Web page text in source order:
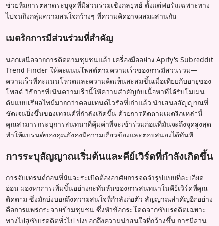
ช่วยทีมการตลาดระบุจุดที่มีส่วนร่วมเชิงกลยุทธ์ ตั้งแต่ฟอรัมเฉพาะทาง
ไปจนถึงกลุ่มความสนใจกว้างๆ ที่ความคิดอาจผสมผสานกัน
เมตริกการมีส่วนร่วมที่สำคัญ
นอกเหนือจากการติดตามชุมชนแล้ว เครื่องมืออย่าง Apify's Subreddit
Trend Finder ให้คะแนนโพสต์ตามความเร็วของการมีส่วนร่วม—
ความเร็วที่คะแนนโหวตและความคิดเห็นสะสมขึ้นเมื่อเทียบกับอายุของ
โพสต์ วิธีการที่เน้นความเร็วนี้ให้ความสำคัญกับเนื้อหาที่ได้รับโมเมน
ตัมแบบเรียลไทม์มากกว่าคอนเทนต์ไวรัลที่เก่าแล้ว นำเสนอสัญญาณที่
ชัดเจนยิ่งขึ้นของเทรนด์ที่กำลังเกิดขึ้น ด้วยการติดตามเมตริกเหล่านี้
คุณสามารถระบุการสนทนาที่คุ้มค่าที่จะเข้าร่วมก่อนที่มันจะถึงจุดสูงสุด
ทำให้แบรนด์ของคุณยังคงมีความเกี่ยวข้องและตอบสนองได้ทันที
การระบุสัญญาณเริ่มต้นและคีย์เวิร์ดที่กำลังเกิดขึ้น
การจับเทรนด์ก่อนที่มันจะระเบิดต้องอาศัยการจดจำรูปแบบที่ละเอียด
อ่อน มองหาการเพิ่มขึ้นอย่างกะทันหันของการสนทนาในคีย์เวิร์ดที่คุณ
ติดตาม ซึ่งมักบ่งบอกถึงความสนใจที่กำลังก่อตัว สัญญาณสำคัญอีกอย่าง
คือการแพร่กระจายข้ามชุมชน ซึ่งหัวข้อกระโดดจากซับเรดดิตเฉพาะ
ทางไปสู่ซับเรดดิตทั่วไป บ่งบอกถึงความน่าสนใจที่กว้างขึ้น การมีส่วน